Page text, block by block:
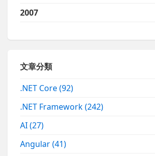
2007
文章分類
.NET Core(92)
.NET Framework(242)
AI(27)
Angular(41)